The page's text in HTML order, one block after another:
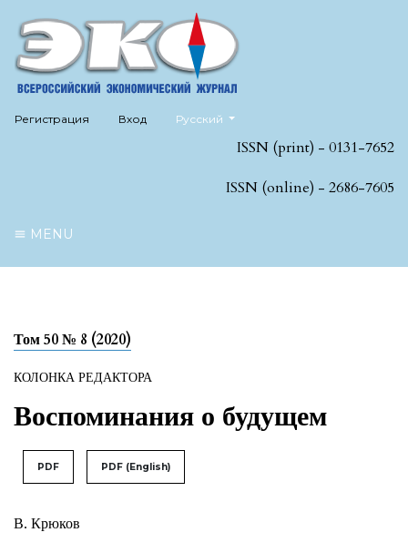
Регистрация Вход Русский
ISSN (print) - 0131-7652
ISSN (online) - 2686-7605
MENU
Том 50 № 8 (2020)
КОЛОНКА РЕДАКТОРА
Воспоминания о будущем
PDF PDF (English)
В. Крюков